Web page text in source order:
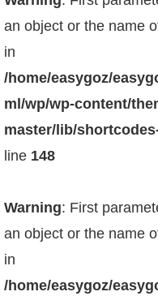
an object or the name
in
/home/easygoz/
ml/wp/wp-content/
master/lib/
line 148
Warning: First
an object or the name
in
/home/easygoz/